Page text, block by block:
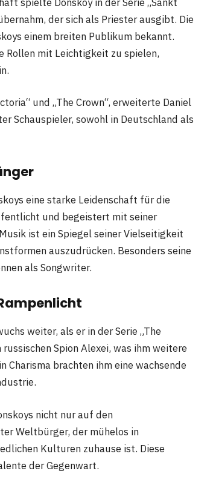
der sich als Priester ausgibt. Die
einem breiten Publikum bekannt.
Rollen mit Leichtigkeit zu spielen,
und „The Crown“, erweiterte Daniel
Schauspieler, sowohl in Deutschland als
eine starke Leidenschaft für die
und begeistert mit seiner
ist ein Spiegel seiner Vielseitigkeit
auszudrücken. Besonders seine
als Songwriter.
weiter, als er in der Serie „The
Spion Alexei, was ihm weitere
brachten ihm eine wachsende
nicht nur auf den
Weltbürger, der mühelos in
Kulturen zuhause ist. Diese
der Gegenwart.